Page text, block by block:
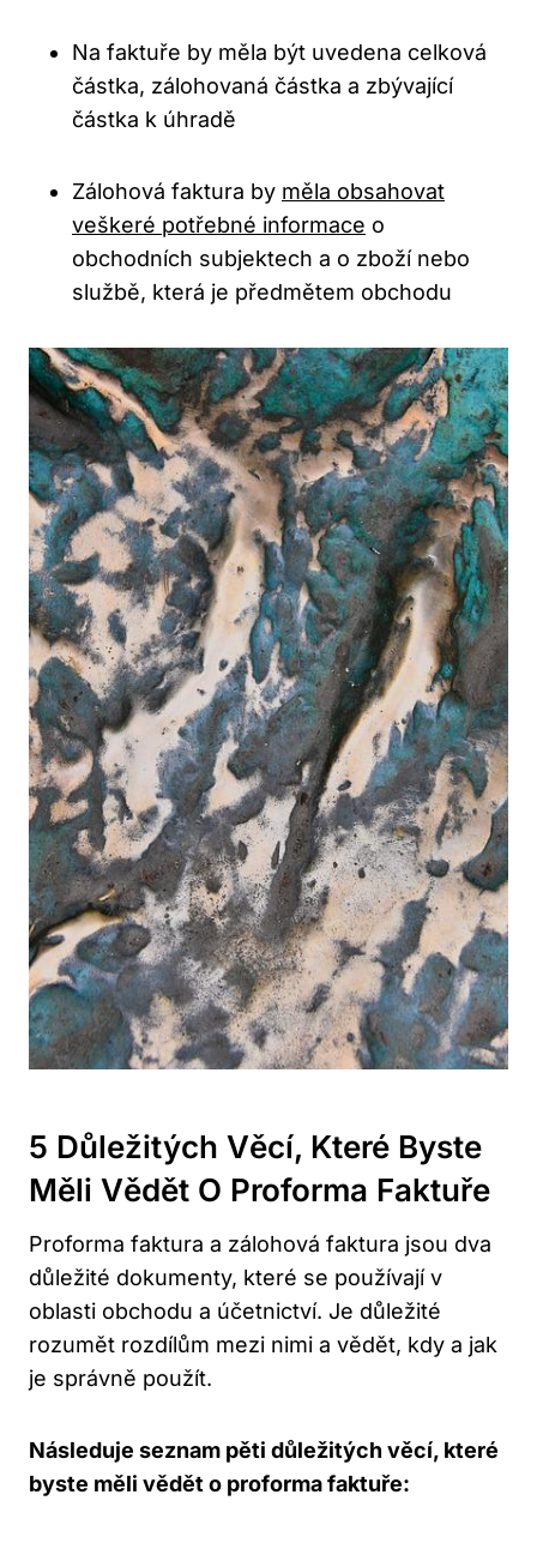
Na faktuře by měla být uvedena celková
částka, zálohovaná částka a zbývající
částka k úhradě
Zálohová faktura by měla obsahovat
veškeré potřebné informace o
obchodních subjektech a o zboží nebo
službě, která je předmětem obchodu
5 Důležitých Věcí, Které Byste
Měli Vědět O Proforma Faktuře
Proforma faktura a zálohová faktura jsou dva
důležité dokumenty, které se používají v
oblasti obchodu a účetnictví. Je důležité
rozumět rozdílům mezi nimi a vědět, kdy a jak
je správně použít.
Následuje seznam pěti důležitých věcí, které
byste měli vědět o proforma faktuře: